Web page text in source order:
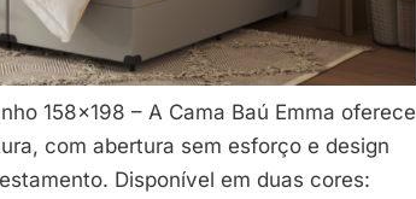
158×198 – A Cama Baú Emma oferece
com abertura sem esforço e design
Disponível em duas cores: